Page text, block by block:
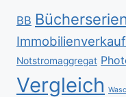
BB
Immobilienverkauf
Notstromaggregat
Vergleich